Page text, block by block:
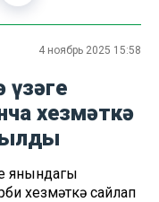
4 ноябрь 2025 15:58
үзәге
хезмәткә
янындагы
хезмәткә сайлап